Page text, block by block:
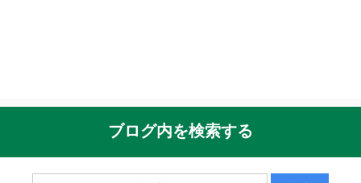
ブログ内を検索する